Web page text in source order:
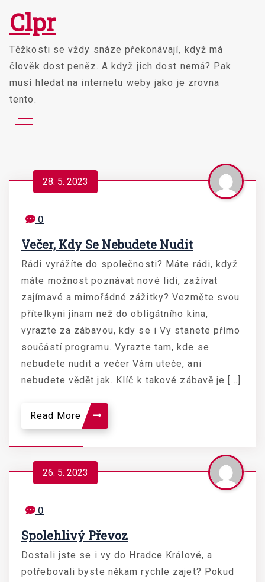
Clpr
Těžkosti se vždy snáze překonávají, když má
člověk dost peněz. A když jich dost nemá? Pak
musí hledat na internetu weby jako je zrovna
tento.
28. 5. 2023
0
Večer, Kdy Se Nebudete Nudit
Rádi vyrážíte do společnosti? Máte rádi, když
máte možnost poznávat nové lidi, zažívat
zajímavé a mimořádné zážitky? Vezměte svou
přítelkyni jinam než do obligátního kina,
vyrazte za zábavou, kdy se i Vy stanete přímo
součástí programu. Vyrazte tam, kde se
nebudete nudit a večer Vám uteče, ani
nebudete vědět jak. Klíč k takové zábavě je […]
Read More
26. 5. 2023
0
Spolehlivý Převoz
Dostali jste se i vy do Hradce Králové, a
potřebovali byste někam rychle zajet? Pokud